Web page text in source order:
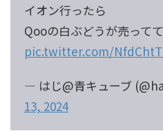
イオン行ったら
Qooの白ぶどうが売って
pic.twitter.com/
— はじ@青キューブ
13, 2024